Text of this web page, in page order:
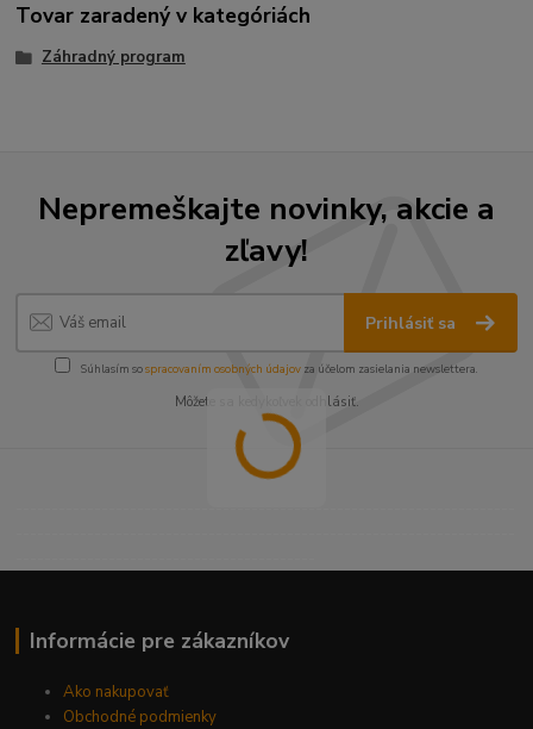
Tovar zaradený v kategóriách
Záhradný program
Nepremeškajte novinky, akcie a
zľavy!
Prihlásiť sa
Súhlasím sospracovaním osobných údajov za účelom zasielania newslettera.
Môžete sa kedykoľvek odhlásiť.
Informácie pre zákazníkov
Ako nakupovať
Obchodné podmienky